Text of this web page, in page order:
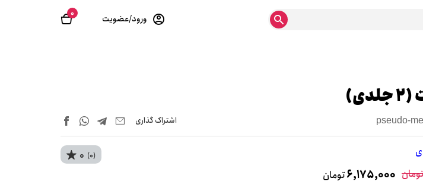
0 ورود/عضویت
pseudo- اشتراک‌ گذاری
0 (0)
تومان 6,175,000تومان